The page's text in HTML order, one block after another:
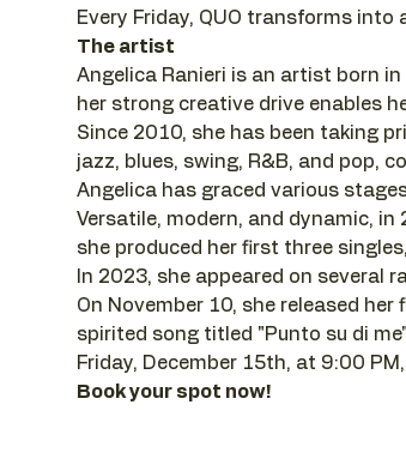
Every Friday, QUO transforms
The artist
Angelica Ranieri is an artist born
her strong creative drive enables
Since 2010, she has been taking
jazz, blues, swing, R&B, and pop,
Angelica has graced various
Versatile, modern, and dynamic,
she produced her first three
In 2023, she appeared on several
On November 10, she released
spirited song titled "Punto su di me"
Friday, December 15th, at 9:00
Book your spot now!